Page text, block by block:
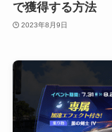
で獲得する方法
2023年8月9日